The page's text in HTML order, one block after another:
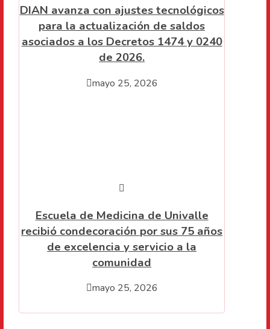
DIAN avanza con ajustes tecnológicos
para la actualización de saldos
asociados a los Decretos 1474 y 0240
de 2026.
mayo 25, 2026
Escuela de Medicina de Univalle
recibió condecoración por sus 75 años
de excelencia y servicio a la
comunidad
mayo 25, 2026